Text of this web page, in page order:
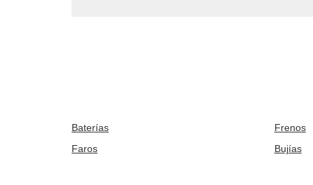
Baterías Frenos
Faros
Bujías